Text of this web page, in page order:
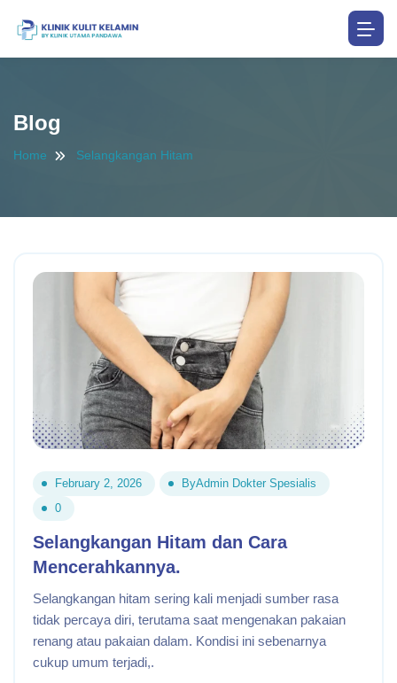
Blog
Home Selangkangan Hitam
February 2, 2026 ByAdmin Dokter Spesialis
0
Selangkangan Hitam dan Cara
Mencerahkannya.
Selangkangan hitam sering kali menjadi sumber rasa
tidak percaya diri, terutama saat mengenakan pakaian
renang atau pakaian dalam. Kondisi ini sebenarnya
cukup umum terjadi,.